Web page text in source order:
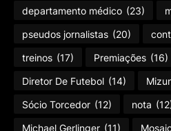
departamento médico (23)
pseudos jornalistas (20)
treinos (17) Premiações (16)
Diretor De Futebol (14)
Sócio Torcedor (12) nota
Michael Gerlinger (11)